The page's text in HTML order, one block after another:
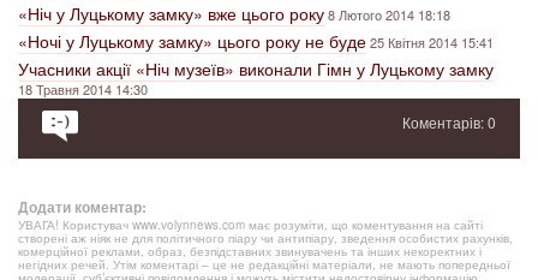
«Ніч у Луцькому замку» вже цього року8 Лютого 2014 18:18
«Ночі у Луцькому замку» цього року не буде25 Квітня 2014 15:41
Учасники акції «Ніч музеїв» виконали Гімн у Луцькому замку
18 Травня 2014 14:30
Коментарів: 0
Додати коментар:
УВАГА! Користувач www.volynnews.com має розуміти, що коментування на сайті
створені аж ніяк не для політичного піару чи антипіару, зведення особистих рахунків,
комерційної реклами, образ, безпідставних звинувачень та інших некоректних і
негідних речей. Утім коментарі – це не редакційні матеріали, не мають попередньої